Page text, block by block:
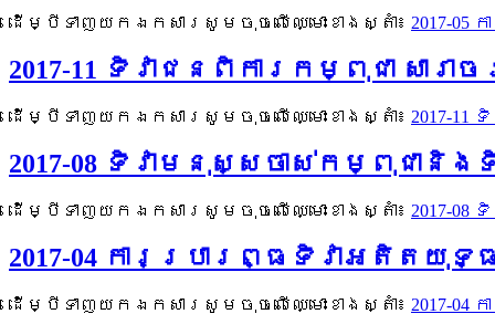
ដើម្បីទាញយកឯកសារសូមចុចលើឈ្មោះខាងស្តាំ៖ 2017-
2017-11 ទិវាជនពិការកម្ពុជា សារាចរ
ដើម្បីទាញយកឯកសារសូមចុចលើឈ្មោះខាងស្តាំ៖ 2017-11
2017-08 ទិវាមនុស្សចាស់កម្ពុជានិង
ដើម្បីទាញយកឯកសារសូមចុចលើឈ្មោះខាងស្តាំ៖ 2017-
2017-04 ការប្រារព្ធទិវាអតិតយុទ្
ដើម្បីទាញយកឯកសារសូមចុចលើឈ្មោះខាងស្តាំ៖ 2017-